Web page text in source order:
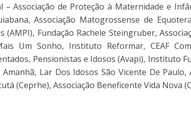
– Associação de Proteção à Maternidade e
Associação Matogrossense de
(AMPI), Fundação Rachele Steingruber,
Um Sonho, Instituto Reformar, CEAF
Pensionistas e Idosos (Avapi), Instituto
Lar Dos Idosos São Vicente De Paulo,
(Ceprhe), Associação Beneficente Vida Nova